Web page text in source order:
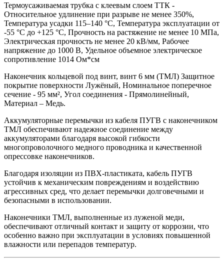
Термоусаживаемая трубка с клеевым слоем ТТК -
Относительное удлинение при разрыве не менее 350%,
Температура усадки 115–140 °C, Температура эксплуатации от
-55 °C до +125 °C, Прочность на растяжение не менее 10 МПа,
Электрическая прочность не менее 20 кВ/мм, Рабочее
напряжение до 1000 В, Удельное объемное электрическое
сопротивление 1014 Ом*см
Наконечник кольцевой под винт, винт 6 мм (ТМЛ) Защитное
покрытие поверхности Лужёный, Номинальное поперечное
сечение - 95 мм², Угол соединения - Прямолинейный,
Материал – Медь.
Аккумуляторные перемычки из кабеля ПУГВ с наконечником
ТМЛ обеспечивают надежное соединение между
аккумуляторами благодаря высокой гибкости
многопроволочного медного проводника и качественной
опрессовке наконечников.
Благодаря изоляции из ПВХ-пластиката, кабель ПУГВ
устойчив к механическим повреждениям и воздействию
агрессивных сред, что делает перемычки долговечными и
безопасными в использовании.
Наконечники ТМЛ, выполненные из луженой меди,
обеспечивают отличный контакт и защиту от коррозии, что
особенно важно при эксплуатации в условиях повышенной
влажности или перепадов температур.